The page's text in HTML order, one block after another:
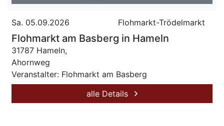
Sa. 05.09.2026 Flohmarkt-Trödelmarkt
Flohmarkt am Basberg in Hameln
31787 Hameln,
Ahornweg
Veranstalter: Flohmarkt am Basberg
alle Details